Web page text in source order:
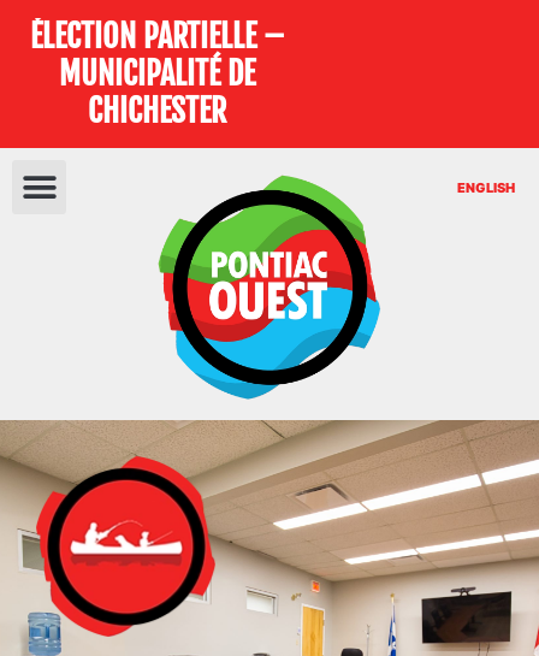
ÉLECTION PARTIELLE –
MUNICIPALITÉ DE
CHICHESTER
ENGLISH